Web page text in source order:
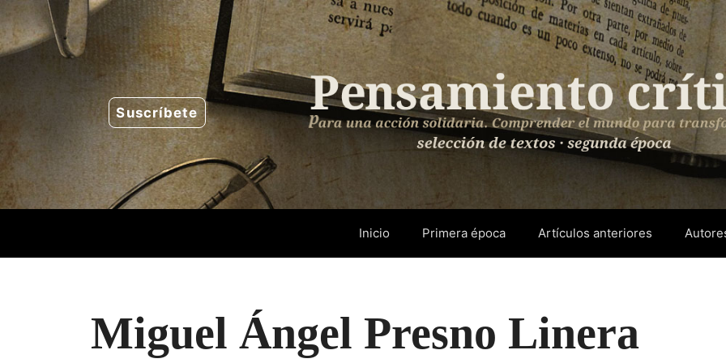
Saltar
al
contenido
Suscríbete
Inicio Primera época Artículos anteriores
Miguel Ángel Presno Linera